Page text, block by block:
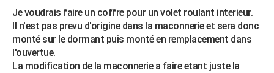
Mobiles
Meilleur smartphone
Internet
Ordinateurs
Jeux vidéo
Guide high-tech
+BRICOLAGE
Forum
Aménagement intérieur
Extérieur
Cuisine
Salle de bains
Jardinage
Rangement
WEEK-END
Guides de France
Escapades
Patrimoine
Expositions
Musées
Week-end nature
+LIFESTYLE
Je voudrais faire un coffre pour un volet roulant interieur.
Il n'est pas prevu d'origine dans la maconnerie et sera donc
monté sur le dormant puis monté en remplacement dans
l'ouvertue.
La modification de la maconnerie a faire etant juste la